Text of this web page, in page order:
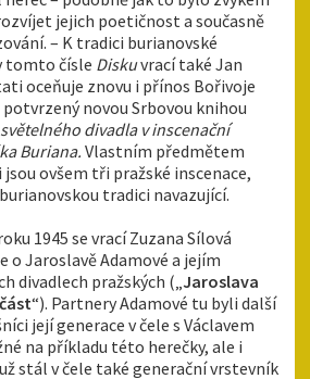
jejich poetičnost a současně
– K tradici burianovské
tomto čísle Diskuvrací také Jan
oceňuje znovu i přínos Bořivoje
novou Srbovou knihou
divadla v inscenační
Buriana. Vlastním předmětem
ovšem tři pražské inscenace,
tradici navazující.
1945 se vrací Zuzana Sílová
o Jaroslavě Adamové a jejím
divadlech pražských („Jaroslava
“). Partnery Adamové tu byli další
její generace v čele s Václavem
na příkladu této herečky, ale i
stál v čele také generační vrstevník